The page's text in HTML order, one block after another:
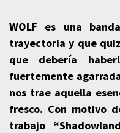
WOLF es una
trayectoria y que
que debería
fuertemente
nos trae aquella
fresco. Con motivo
trabajo